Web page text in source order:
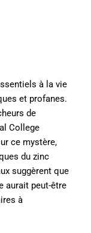
à la vie
et profanes.
de
College
ce mystère,
du zinc
suggèrent que
aurait peut-être
à